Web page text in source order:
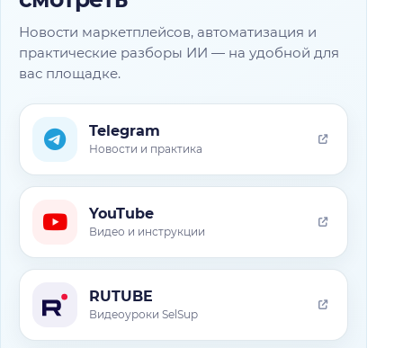
Новости маркетплейсов, автоматизация и
практические разборы ИИ — на удобной для
вас площадке.
Telegram
Новости и практика
YouTube
Видео и инструкции
RUTUBE
Видеоуроки SelSup